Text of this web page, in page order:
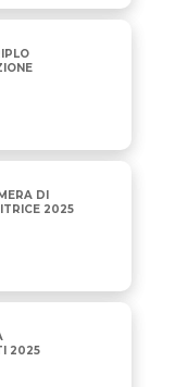
ANNIVERSARIO
DI COMMERCIO:
DI
2025
2025